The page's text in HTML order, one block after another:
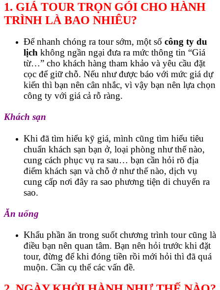
1. GIÁ TOUR TRỌN GÓI CHO HÀNH
TRÌNH LÀ BAO NHIÊU?
Ðể nhanh chóng ra tour sớm, một số công ty du
lịch không ngần ngại đưa ra mức thông tin “Giá
từ…” cho khách hàng tham khảo và yêu cầu đặt
cọc để giữ chỗ. Nếu như được báo với mức giá dự
kiến thì bạn nên cân nhắc, vì vậy bạn nên lựa chọn
công ty với giá cả rỗ ràng.
Khách sạn
Khi đã tìm hiểu kỹ giá, mình cũng tìm hiểu tiêu
chuẩn khách sạn bạn ở, loại phòng như thế nào,
cung cách phục vụ ra sau… bạn cần hỏi rõ địa
điểm khách sạn và chỗ ở như thế nào, dịch vụ
cung cấp nơi đây ra sao phương tiện di chuyển ra
sao.
Ăn uống
Khẩu phần ăn trong suốt chương trình tour cũng là
điều bạn nên quan tâm. Bạn nên hỏi trước khi đặt
tour, đừng để khi đóng tiền rồi mới hỏi thì đã quá
muộn. Cần cụ thể các vấn đề.